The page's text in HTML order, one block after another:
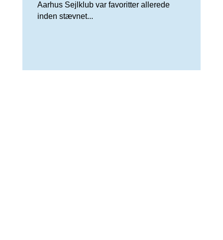
Aarhus Sejlklub var favoritter allerede
inden stævnet...